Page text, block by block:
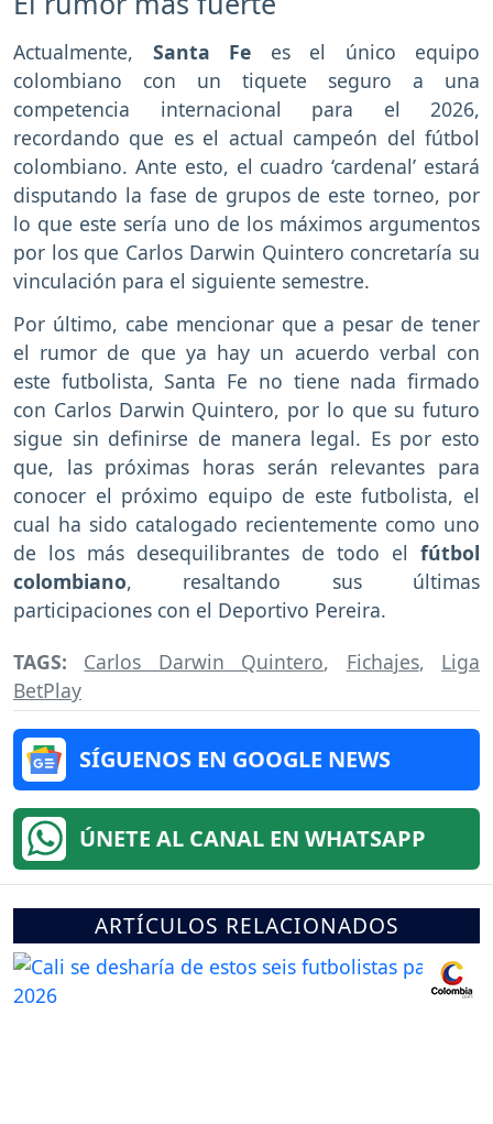
Actualmente, Santa Fe es el único equipo
colombiano con un tiquete seguro a una
competencia internacional para el 2026,
recordando que es el actual campeón del fútbol
colombiano. Ante esto, el cuadro ‘cardenal’ estará
disputando la fase de grupos de este torneo, por
lo que este sería uno de los máximos argumentos
por los que Carlos Darwin Quintero concretaría su
vinculación para el siguiente semestre.
Por último, cabe mencionar que a pesar de tener
el rumor de que ya hay un acuerdo verbal con
este futbolista, Santa Fe no tiene nada firmado
con Carlos Darwin Quintero, por lo que su futuro
sigue sin definirse de manera legal. Es por esto
que, las próximas horas serán relevantes para
conocer el próximo equipo de este futbolista, el
cual ha sido catalogado recientemente como uno
de los más desequilibrantes de todo el fútbol
colombiano, resaltando sus últimas
participaciones con el Deportivo Pereira.
TAGS: Carlos Darwin Quintero, Fichajes, Liga
BetPlay
SÍGUENOS EN GOOGLE NEWS
ÚNETE AL CANAL EN WHATSAPP
ARTÍCULOS RELACIONADOS